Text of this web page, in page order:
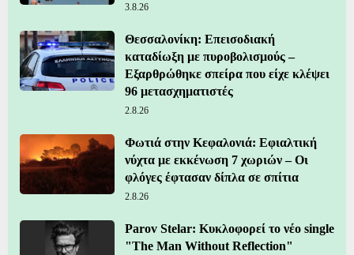
3.8.26
Θεσσαλονίκη: Επεισοδιακή
καταδίωξη με πυροβολισμούς –
Εξαρθρώθηκε σπείρα που είχε κλέψει
96 μετασχηματιστές
2.8.26
Φωτιά στην Κεφαλονιά: Εφιαλτική
νύχτα με εκκένωση 7 χωριών – Οι
φλόγες έφτασαν δίπλα σε σπίτια
2.8.26
Parov Stelar: Κυκλοφορεί το νέο single
"The Man Without Reflection"